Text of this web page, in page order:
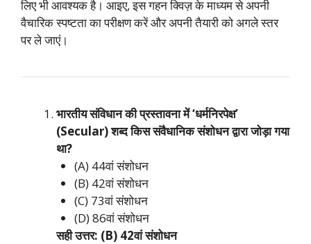
लिए भी आवश्यक है। आइए, इस गहन क्विज़ के माध्यम से अपनी
वैचारिक स्पष्टता का परीक्षण करें और अपनी तैयारी को अगले स्तर
पर ले जाएं।
भारतीय संविधान की प्रस्तावना में ‘धर्मनिरपेक्ष’
(Secular) शब्द किस संवैधानिक संशोधन द्वारा जोड़ा गया
था?
(A) 44वां संशोधन
(B) 42वां संशोधन
(C) 73वां संशोधन
(D) 86वां संशोधन
सही उत्तर: (B) 42वां संशोधन